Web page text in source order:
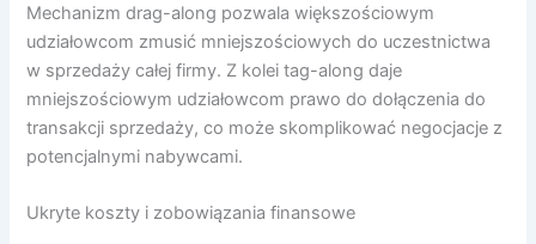
Mechanizm drag-along pozwala większościowym
udziałowcom zmusić mniejszościowych do uczestnictwa
w sprzedaży całej firmy. Z kolei tag-along daje
mniejszościowym udziałowcom prawo do dołączenia do
transakcji sprzedaży, co może skomplikować negocjacje z
potencjalnymi nabywcami.
Ukryte koszty i zobowiązania finansowe